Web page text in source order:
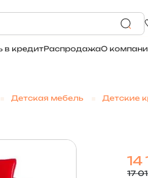
в кредитРаспродажаО
Детская мебель Детские
14
17